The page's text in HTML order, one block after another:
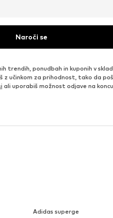
Naroči se
trendih, ponudbah in kuponih v
z učinkom za prihodnost, tako da
ali uporabiš možnost odjave na
Adidas superge